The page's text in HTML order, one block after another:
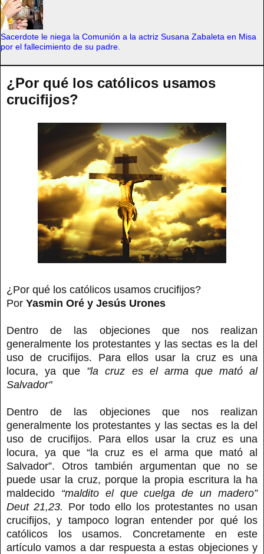
Sacerdote le niega la Comunión a la actriz Susana Zabaleta en Misa
por el fallecimiento de su padre.
¿Por qué los católicos usamos
crucifijos?
¿Por qué los católicos usamos crucifijos?
Por Yasmin Oré y Jesús Urones
Dentro de las objeciones que nos realizan
generalmente los protestantes y las sectas es la del
uso de crucifijos. Para ellos usar la cruz es una
locura, ya que "la cruz es el arma que mató al
Salvador"
Dentro de las objeciones que nos realizan
generalmente los protestantes y las sectas es la del
uso de crucifijos. Para ellos usar la cruz es una
locura, ya que “la cruz es el arma que mató al
Salvador”. Otros también argumentan que no se
puede usar la cruz, porque la propia escritura la ha
maldecido “maldito el que cuelga de un madero”
Deut 21,23. Por todo ello los protestantes no usan
crucifijos, y tampoco logran entender por qué los
católicos los usamos. Concretamente en este
artículo vamos a dar respuesta a estas objeciones y